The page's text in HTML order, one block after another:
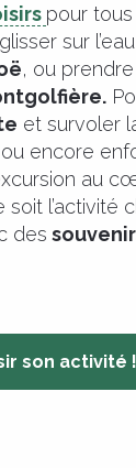
pour
sur l’eau
, ou
et survoler
encore
au
l’activité
des
son activité !